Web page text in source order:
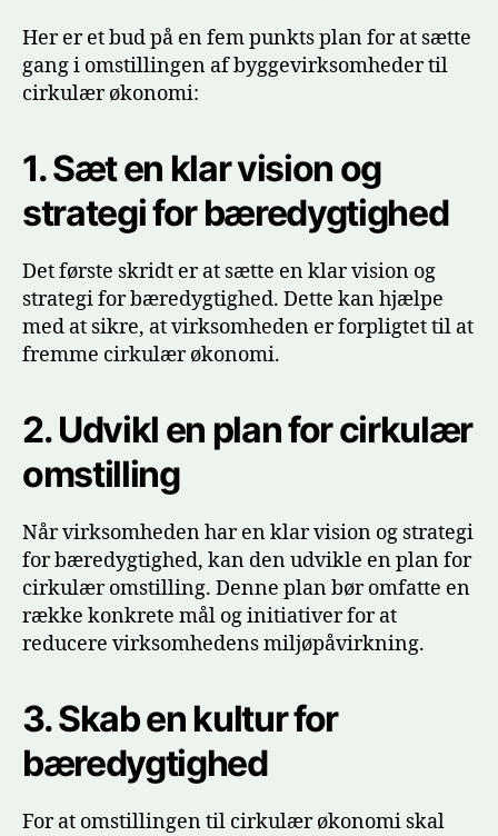
Her er et bud på en fem punkts plan for at sætte
gang i omstillingen af byggevirksomheder til
cirkulær økonomi:
1.Sæt en klar vision og
strategi for bæredygtighed
Det første skridt er at sætte en klar vision og
strategi for bæredygtighed. Dette kan hjælpe
med at sikre, at virksomheden er forpligtet til at
fremme cirkulær økonomi.
2.Udvikl en plan for cirkulær
omstilling
Når virksomheden har en klar vision og strategi
for bæredygtighed, kan den udvikle en plan for
cirkulær omstilling. Denne plan bør omfatte en
række konkrete mål og initiativer for at
reducere virksomhedens miljøpåvirkning.
3.Skab en kultur for
bæredygtighed
For at omstillingen til cirkulær økonomi skal